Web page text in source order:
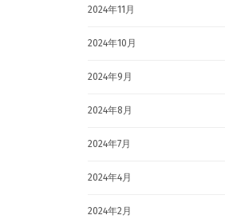
2024年11月
2024年10月
2024年9月
2024年8月
2024年7月
2024年4月
2024年2月